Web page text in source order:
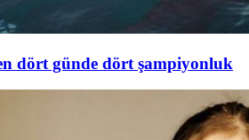
dört günde dört şampiyonluk